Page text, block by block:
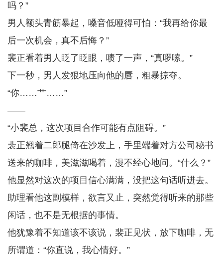
吗？”
男人额头青筋暴起，嗓音低哑得可怕：“我再给你最
后一次机会，真不后悔？”
裴正看着男人眨了眨眼，啧了一声，“真啰嗦。”
下一秒，男人发狠地压向他的唇，粗暴掠夺。
“你……艹……”
——
“小裴总，这次项目合作可能有点阻碍。”
裴正翘着二郎腿倚在沙发上，手里端着对方公司秘书
送来的咖啡，美滋滋喝着，漫不经心地问。“什么？”
他显然对这次的项目信心满满，没把这句话听进去。
助理看他这副模样，欲言又止，突然觉得听来的那些
闲话，也不是无根据的事情。
他犹豫着不知道该不该说，裴正见状，放下咖啡，无
所谓道：“你直说，我心情好。”